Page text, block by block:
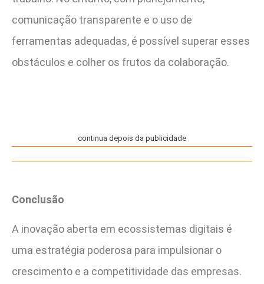
comunicação transparente e o uso de
ferramentas adequadas, é possível superar esses
obstáculos e colher os frutos da colaboração.
continua depois da publicidade
Conclusão
A inovação aberta em ecossistemas digitais é
uma estratégia poderosa para impulsionar o
crescimento e a competitividade das empresas.